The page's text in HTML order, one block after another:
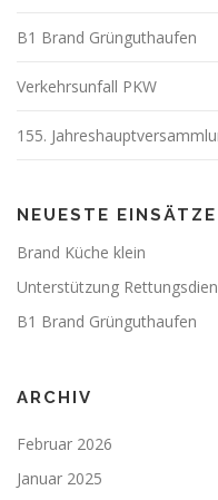
B1 Brand Grünguthaufen
Verkehrsunfall PKW
155.
NEUESTE EINSÄTZE
Brand Küche klein
Unterstützung
B1 Brand Grünguthaufen
ARCHIV
Februar 2026
Januar 2025